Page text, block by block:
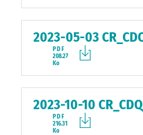
2023-05-03
PDF
208.27
Ko
2023-10-10
PDF
216.31
Ko